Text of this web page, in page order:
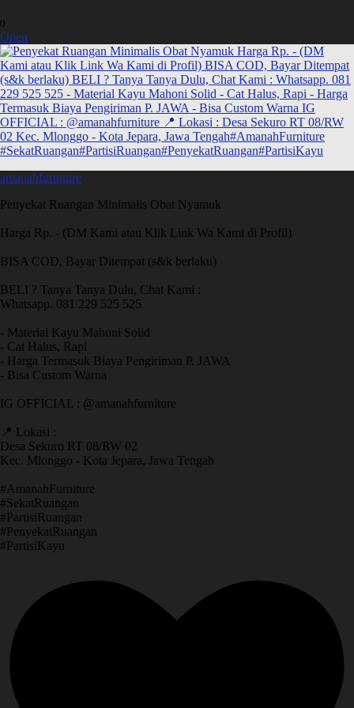
0
Open
amanahfurniture
Penyekat Ruangan Minimalis Obat Nyamuk
Harga Rp. - (DM Kami atau Klik Link Wa Kami di Profil)
BISA COD, Bayar Ditempat (s&k berlaku)
BELI ? Tanya Tanya Dulu, Chat Kami :
Whatsapp. 081 229 525 525
- Material Kayu Mahoni Solid
- Cat Halus, Rapi
- Harga Termasuk Biaya Pengiriman P. JAWA
- Bisa Custom Warna
IG OFFICIAL : @amanahfurniture
📍 Lokasi :
Desa Sekuro RT 08/RW 02
Kec. Mlonggo - Kota Jepara, Jawa Tengah
​#AmanahFurniture
​#SekatRuangan
​#PartisiRuangan
​#PenyekatRuangan
​#PartisiKayu